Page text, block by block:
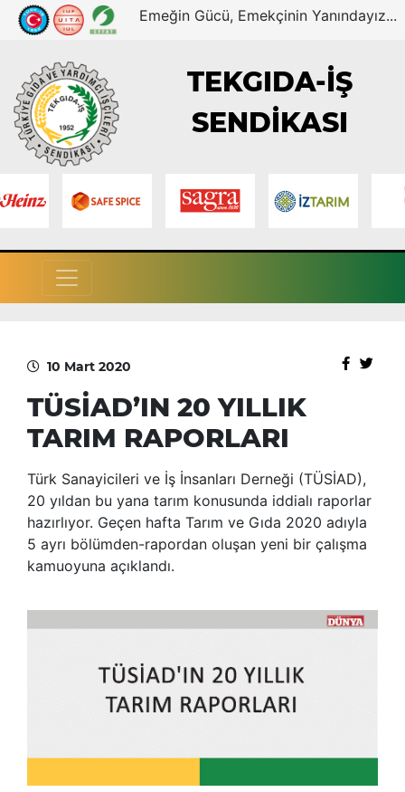
Emeğin Gücü, Emekçinin Yanındayız...
TEKGIDA-İŞ
SENDİKASI
10 Mart 2020
TÜSİAD’IN 20 YILLIK
TARIM RAPORLARI
Türk Sanayicileri ve İş İnsanları Derneği (TÜSİAD),
20 yıldan bu yana tarım konusunda iddialı raporlar
hazırlıyor. Geçen hafta Tarım ve Gıda 2020 adıyla
5 ayrı bölümden-rapordan oluşan yeni bir çalışma
kamuoyuna açıklandı.